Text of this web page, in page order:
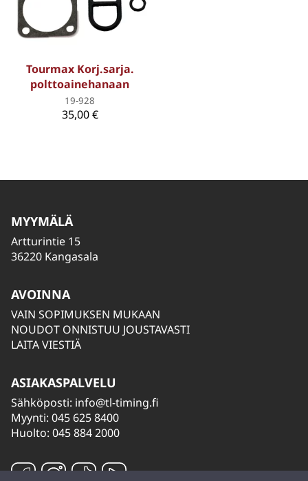
Tourmax Korj.sarja.
polttoainehanaan
19-928
35,00 €
MYYMÄLÄ
Artturintie 15
36220 Kangasala
AVOINNA
VAIN SOPIMUKSEN MUKAAN
NOUDOT ONNISTUU JOUSTAVASTI
LAITA VIESTIÄ
ASIAKASPALVELU
Sähköposti: info@tl-timing.fi
Myynti: 045 625 8400
Huolto: 045 884 2000